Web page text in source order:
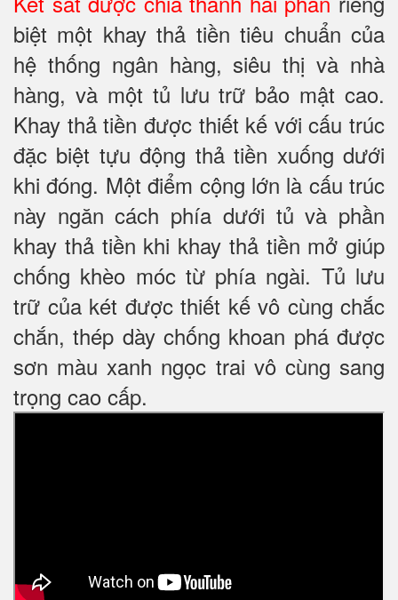
biệt một khay thả tiền tiêu chuẩn của
hệ thống ngân hàng, siêu thị và nhà
hàng, và một tủ lưu trữ bảo mật cao.
Khay thả tiền được thiết kế với cấu trúc
đặc biệt tựu động thả tiền xuống dưới
khi đóng. Một điểm cộng lớn là cấu trúc
này ngăn cách phía dưới tủ và phần
khay thả tiền khi khay thả tiền mở giúp
chống khèo móc từ phía ngài. Tủ lưu
trữ của két được thiết kế vô cùng chắc
chắn, thép dày chống khoan phá được
sơn màu xanh ngọc trai vô cùng sang
trọng cao cấp.